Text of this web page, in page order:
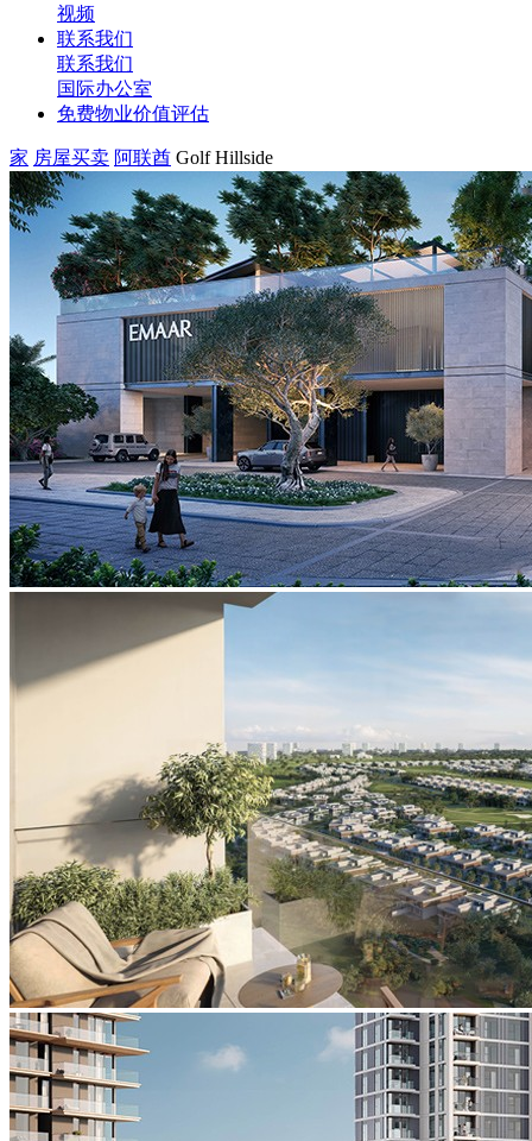
视频
联系我们
联系我们
国际办公室
免费物业价值评估
家 房屋买卖 阿联酋 Golf Hillside